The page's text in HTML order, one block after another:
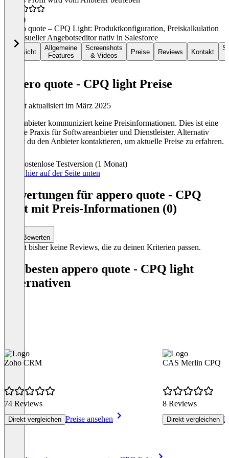
(7)
appero quote – CPQ Light: Produktkonfiguration, Preiskalkulation
und visueller Angebotseditor nativ in Salesforce
Übersicht
Allgemeine
Features
Screenshots
& Videos
Preise Reviews Kontakt
appero quote - CPQ light Preise
Zuletzt aktualisiert im März 2025
Der Anbieter kommuniziert keine Preisinformationen. Dies ist eine
übliche Praxis für Softwareanbieter und Dienstleister. Alternativ
kannst du den Anbieter kontaktieren, um aktuelle Preise zu erfahren.
Kostenlose Testversion (1 Monat)
Preise hier auf der Seite unten
Bewertungen für appero quote - CPQ
light mit Preis-Informationen (0)
Bewerten
Es gibt bisher keine Reviews, die zu deinen Kriterien passen.
Die besten appero quote - CPQ light
Alternativen
Zoho CRM
74 Reviews
Direkt vergleichen Preise ansehen
CAS Merlin CPQ
8 Reviews
Direkt vergleichen